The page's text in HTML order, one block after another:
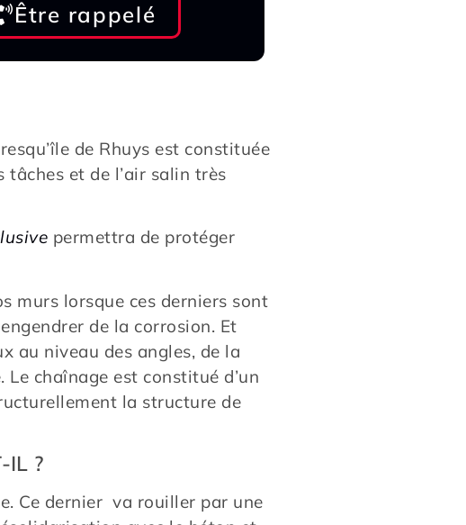
Être rappelé
de Rhuys est constituée
tâches et de l’air salin très
permettra de protéger
murs lorsque ces derniers sont
de la corrosion. Et
au niveau des angles, de la
chaînage est constitué d’un
la structure de
IL ?
Ce dernier va rouiller par une